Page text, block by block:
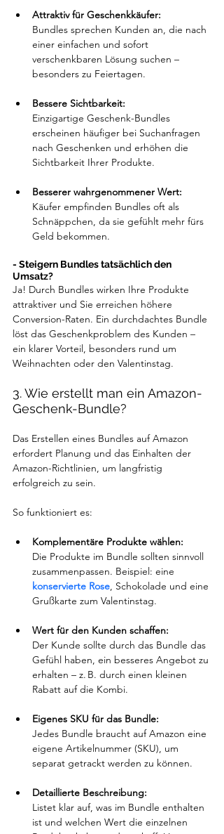
Attraktiv für Geschenkkäufer:
Bundles sprechen Kunden an, die nach
einer einfachen und sofort
verschenkbaren Lösung suchen –
besonders zu Feiertagen.
Bessere Sichtbarkeit:
Einzigartige Geschenk-Bundles
erscheinen häufiger bei Suchanfragen
nach Geschenken und erhöhen die
Sichtbarkeit Ihrer Produkte.
Besserer wahrgenommener Wert:
Käufer empfinden Bundles oft als
Schnäppchen, da sie gefühlt mehr fürs
Geld bekommen.
- Steigern Bundles tatsächlich den
Umsatz?
Ja! Durch Bundles wirken Ihre Produkte
attraktiver und Sie erreichen höhere
Conversion-Raten. Ein durchdachtes Bundle
löst das Geschenkproblem des Kunden –
ein klarer Vorteil, besonders rund um
Weihnachten oder den Valentinstag.
3. Wie erstellt man ein Amazon-
Geschenk-Bundle?
Das Erstellen eines Bundles auf Amazon
erfordert Planung und das Einhalten der
Amazon-Richtlinien, um langfristig
erfolgreich zu sein.
So funktioniert es:
Komplementäre Produkte wählen:
Die Produkte im Bundle sollten sinnvoll
zusammenpassen. Beispiel: eine
konservierte Rose, Schokolade und eine
Grußkarte zum Valentinstag.
Wert für den Kunden schaffen:
Der Kunde sollte durch das Bundle das
Gefühl haben, ein besseres Angebot zu
erhalten – z. B. durch einen kleinen
Rabatt auf die Kombi.
Eigenes SKU für das Bundle:
Jedes Bundle braucht auf Amazon eine
eigene Artikelnummer (SKU), um
separat getrackt werden zu können.
Detaillierte Beschreibung:
Listet klar auf, was im Bundle enthalten
ist und welchen Wert die einzelnen